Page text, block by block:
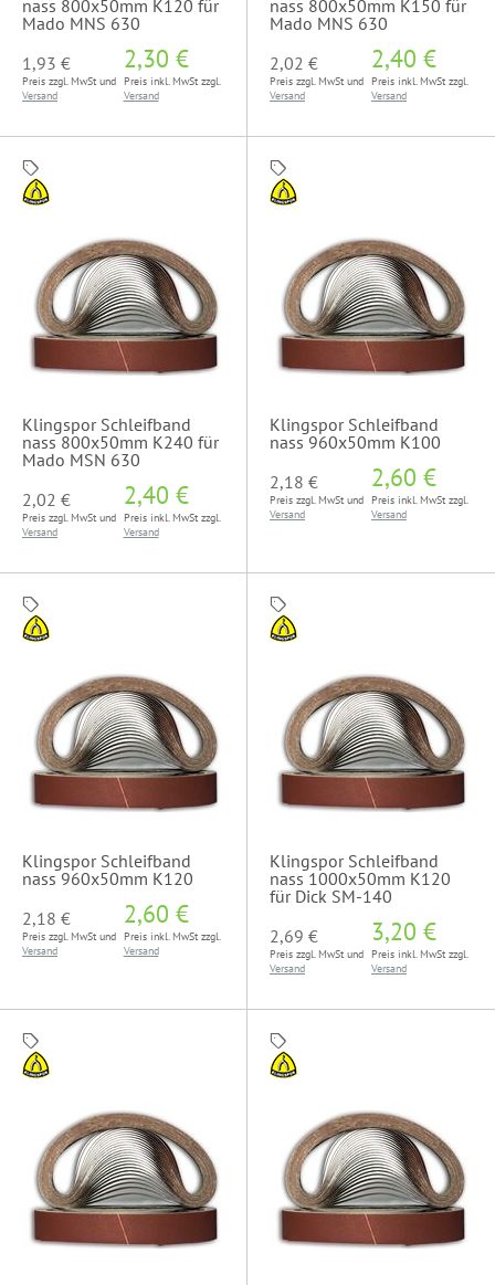
nass 800x50mm K120 für
Mado MNS 630
1,93 €
Preis zzgl. MwSt und
Versand
2,30 €
Preis inkl. MwSt zzgl.
Versand
nass 800x50mm K150 für
Mado MNS 630
2,02 €
Preis zzgl. MwSt und
Versand
2,40 €
Preis inkl. MwSt zzgl.
Versand
Klingspor Schleifband
nass 800x50mm K240 für
Mado MSN 630
2,02 €
Preis zzgl. MwSt und
Versand
2,40 €
Preis inkl. MwSt zzgl.
Versand
Klingspor Schleifband
nass 960x50mm K100
2,18 €
Preis zzgl. MwSt und
Versand
2,60 €
Preis inkl. MwSt zzgl.
Versand
Klingspor Schleifband
nass 960x50mm K120
2,18 €
Preis zzgl. MwSt und
Versand
2,60 €
Preis inkl. MwSt zzgl.
Versand
Klingspor Schleifband
nass 1000x50mm K120
für Dick SM-140
2,69 €
Preis zzgl. MwSt und
Versand
3,20 €
Preis inkl. MwSt zzgl.
Versand